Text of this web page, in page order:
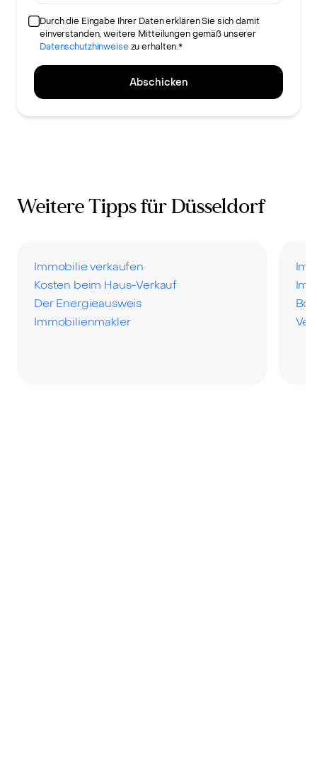
Durch die Eingabe Ihrer Daten erklären Sie sich damit
einverstanden, weitere Mitteilungen gemäß unserer
Datenschutzhinweise zu erhalten.*
Abschicken
Weitere Tipps für Düsseldorf
Immobilie verkaufen
Kosten beim Haus-Verkauf
Der Energieausweis
Immobilienmakler